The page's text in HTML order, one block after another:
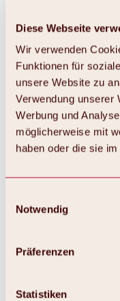
Diese Webseite
Wir verwenden
Funktionen für
unsere Website zu
Verwendung unserer
Werbung und
möglicherweise mit
haben oder die sie
Notwendig
Präferenzen
Statistiken